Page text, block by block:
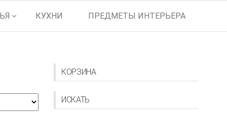
КУХНИ ПРЕДМЕТЫ ИНТЕРЬЕРА
КОРЗИНА
ИСКАТЬ